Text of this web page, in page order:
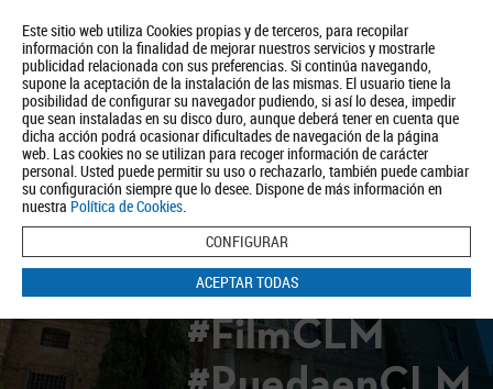
Este sitio web utiliza Cookies propias y de terceros, para recopilar
información con la finalidad de mejorar nuestros servicios y mostrarle
publicidad relacionada con sus preferencias. Si continúa navegando,
supone la aceptación de la instalación de las mismas. El usuario tiene la
posibilidad de configurar su navegador pudiendo, si así lo desea, impedir
que sean instaladas en su disco duro, aunque deberá tener en cuenta que
dicha acción podrá ocasionar dificultades de navegación de la página
web. Las cookies no se utilizan para recoger información de carácter
personal. Usted puede permitir su uso o rechazarlo, también puede cambiar
su configuración siempre que lo desee. Dispone de más información en
nuestra Política de Cookies.
CONFIGURAR
ACEPTAR TODAS
Quiénes somos Turismo Política de Privacidad Aviso Legal
Política de Cookies
BUSCAR
#FilmCLM